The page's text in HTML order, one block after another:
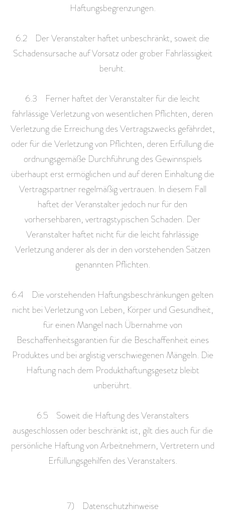
Haftungsbegrenzungen.
6.2 Der Veranstalter haftet unbeschränkt, soweit die
Schadensursache auf Vorsatz oder grober Fahrlässigkeit
beruht.
6.3 Ferner haftet der Veranstalter für die leicht
fahrlässige Verletzung von wesentlichen Pflichten, deren
Verletzung die Erreichung des Vertragszwecks gefährdet,
oder für die Verletzung von Pflichten, deren Erfüllung die
ordnungsgemäße Durchführung des Gewinnspiels
überhaupt erst ermöglichen und auf deren Einhaltung die
Vertragspartner regelmäßig vertrauen. In diesem Fall
haftet der Veranstalter jedoch nur für den
vorhersehbaren, vertragstypischen Schaden. Der
Veranstalter haftet nicht für die leicht fahrlässige
Verletzung anderer als der in den vorstehenden Sätzen
genannten Pflichten.
6.4 Die vorstehenden Haftungsbeschränkungen gelten
nicht bei Verletzung von Leben, Körper und Gesundheit,
für einen Mangel nach Übernahme von
Beschaffenheitsgarantien für die Beschaffenheit eines
Produktes und bei arglistig verschwiegenen Mängeln. Die
Haftung nach dem Produkthaftungsgesetz bleibt
unberührt.
6.5 Soweit die Haftung des Veranstalters
ausgeschlossen oder beschränkt ist, gilt dies auch für die
persönliche Haftung von Arbeitnehmern, Vertretern und
Erfüllungsgehilfen des Veranstalters.
7) Datenschutzhinweise